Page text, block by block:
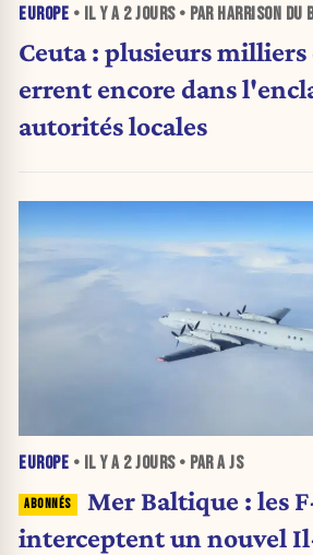
EUROPE • IL Y A 2 JOURS• PAR HARRISON DU
Ceuta : plusieurs
errent encore dans
autorités locales
EUROPE • IL Y A 2 JOURS• PAR A JS
Mer Baltique : les
interceptent un nouvel